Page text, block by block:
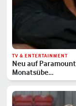
TV & ENTERTAINMENT
Neu auf
Monatsübe…